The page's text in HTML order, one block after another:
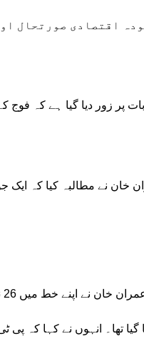
اقتصادی صورتحال
پر زور دیا گیا ہے کہ فوج
خان نے مطالبہ کیا کہ ایک
گیا تھا۔ انہوں نے کہا کہ